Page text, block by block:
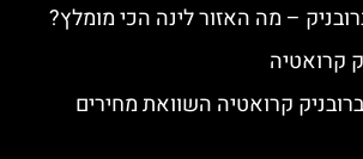
– מה האזור לינה הכי מומלץ?
קרואטיה
קרואטיה השוואת מחירים